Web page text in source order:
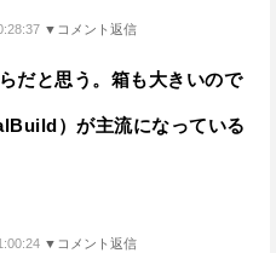
▼コメント返信
だと思う。箱も大きいので
）が主流になっている
▼コメント返信